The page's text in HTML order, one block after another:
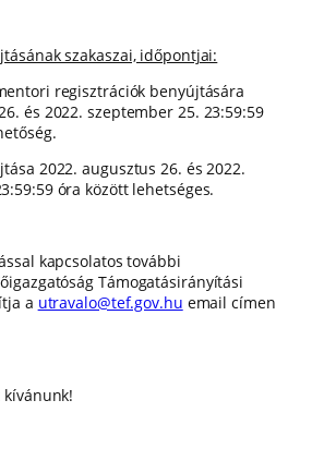
szakaszai, időpontjai:
regisztrációk benyújtására
és 2022. szeptember 25. 23:59:59
2022. augusztus 26. és 2022.
óra között lehetséges.
kapcsolatos további
Támogatásirányítási
a utravalo@tef.gov.hu email címen
kívánunk!